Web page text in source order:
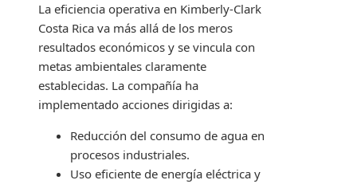
La eficiencia operativa en Kimberly-Clark
Costa Rica va más allá de los meros
resultados económicos y se vincula con
metas ambientales claramente
establecidas. La compañía ha
implementado acciones dirigidas a:
Reducción del consumo de agua en
procesos industriales.
Uso eficiente de energía eléctrica y